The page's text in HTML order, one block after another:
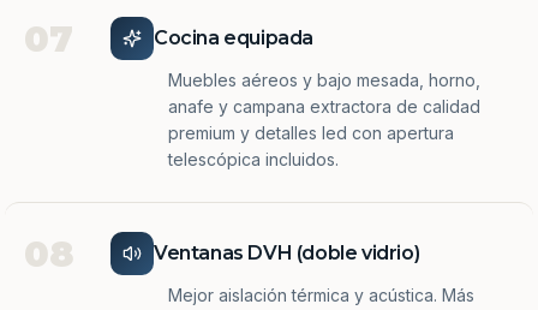
07 Cocina equipada
Muebles aéreos y bajo mesada, horno,
anafe y campana extractora de calidad
premium y detalles led con apertura
telescópica incluidos.
08 Ventanas DVH (doble vidrio)
Mejor aislación térmica y acústica. Más